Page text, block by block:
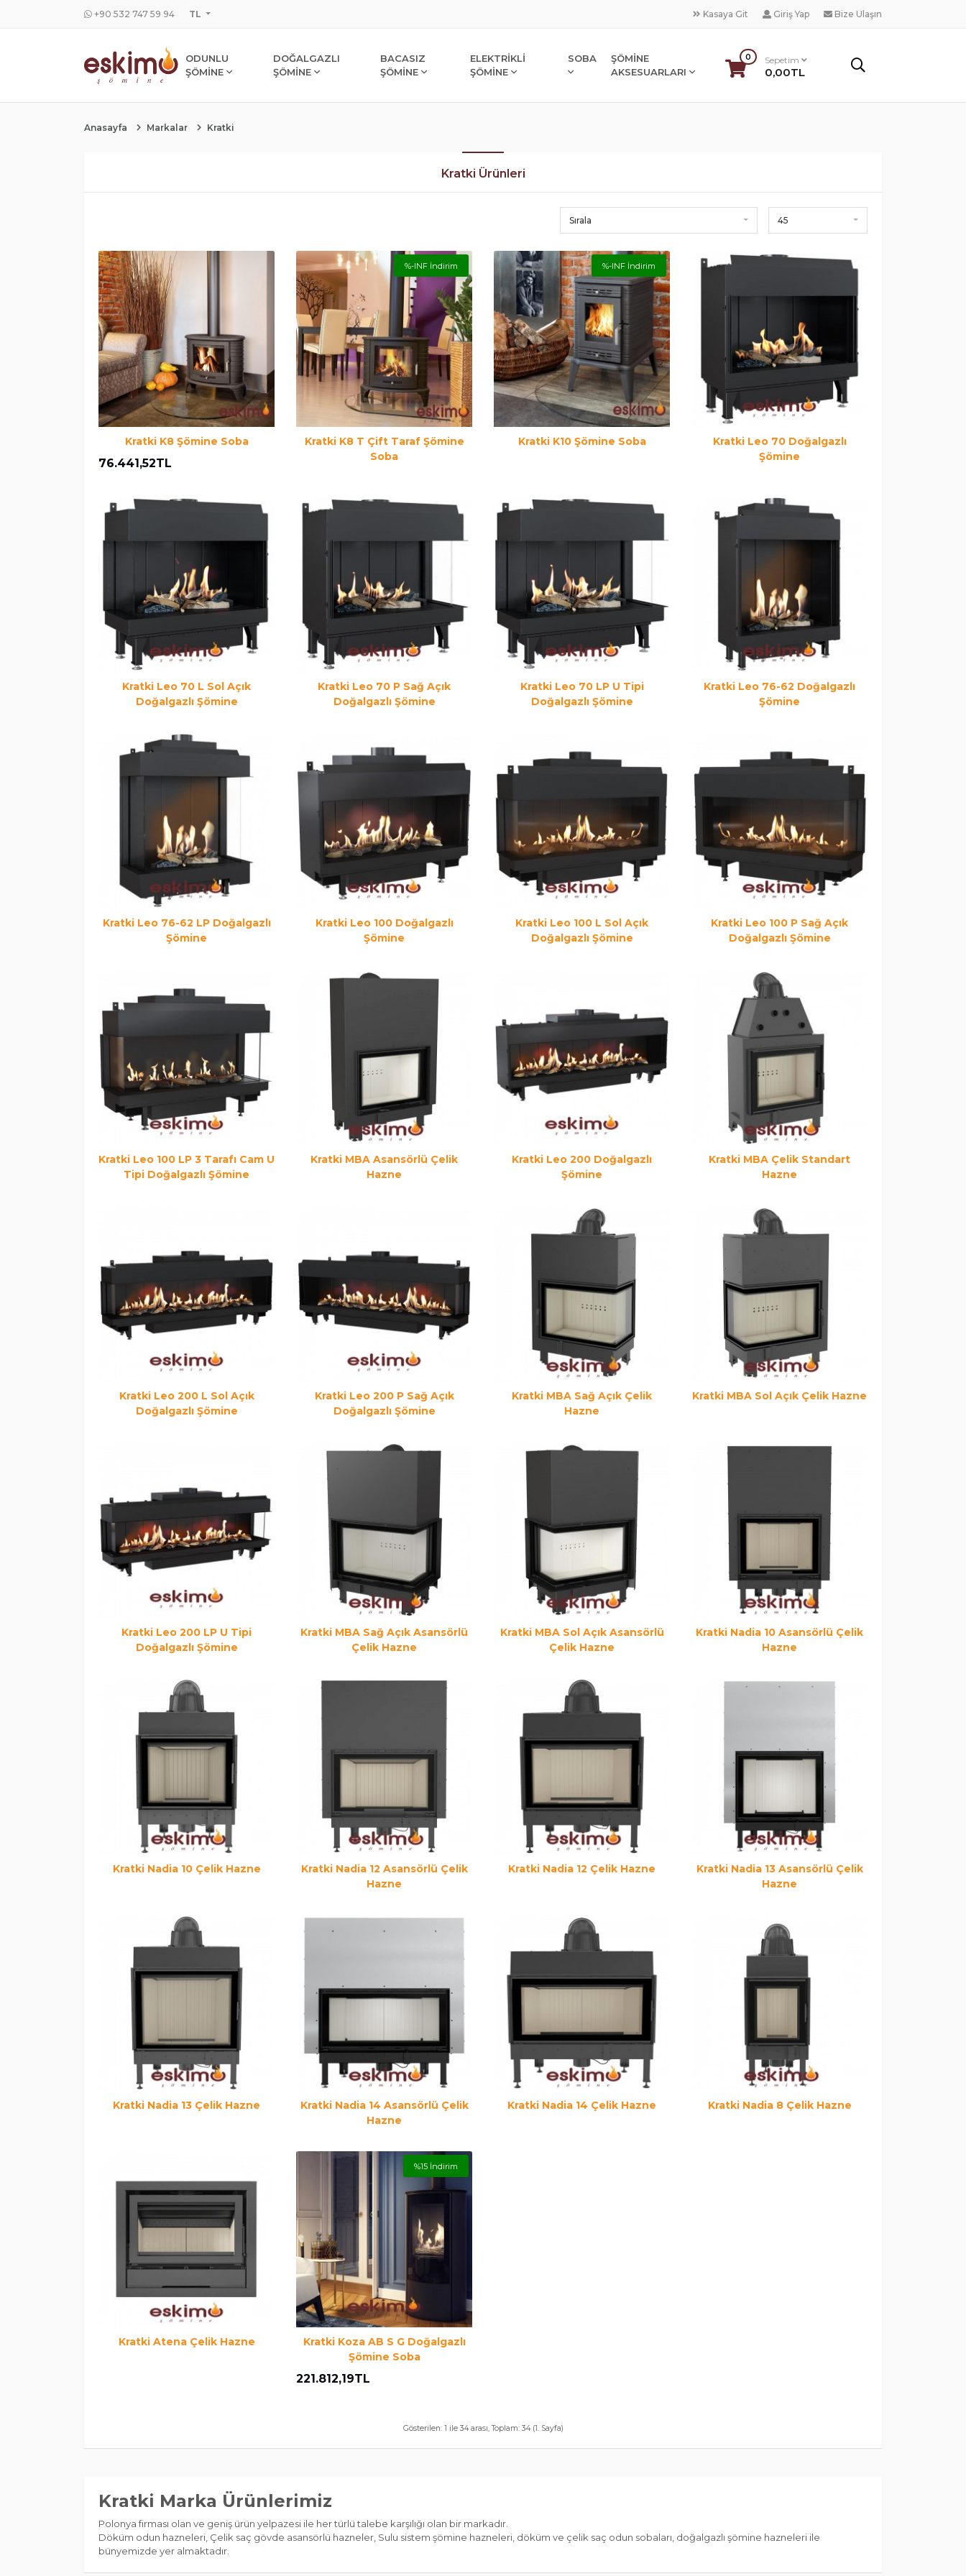
+90 532 747 59 94 TL Kasaya Git Giriş Yap Bize Ulaşın
ODUNLU
ŞÖMİNE
DOĞALGAZLI
ŞÖMİNE
BACASIZ
ŞÖMİNE
ELEKTRİKLİ
ŞÖMİNE
SOBA
ŞÖMİNE
AKSESUARLARI
0 Sepetim
0,00TL
Anasayfa Markalar Kratki
Kratki Ürünleri
Sırala 45
Kratki K8 Şömine Soba
76.441,52TL
%-INF İndirim
Kratki K8 T Çift Taraf Şömine
Soba
%-INF İndirim
Kratki K10 Şömine Soba
Kratki Leo 70 Doğalgazlı
Şömine
Kratki Leo 70 L Sol Açık
Doğalgazlı Şömine
Kratki Leo 70 P Sağ Açık
Doğalgazlı Şömine
Kratki Leo 70 LP U Tipi
Doğalgazlı Şömine
Kratki Leo 76-62 Doğalgazlı
Şömine
Kratki Leo 76-62 LP Doğalgazlı
Şömine
Kratki Leo 100 Doğalgazlı
Şömine
Kratki Leo 100 L Sol Açık
Doğalgazlı Şömine
Kratki Leo 100 P Sağ Açık
Doğalgazlı Şömine
Kratki Leo 100 LP 3 Tarafı Cam U
Tipi Doğalgazlı Şömine
Kratki MBA Asansörlü Çelik
Hazne
Kratki Leo 200 Doğalgazlı
Şömine
Kratki MBA Çelik Standart
Hazne
Kratki Leo 200 L Sol Açık
Doğalgazlı Şömine
Kratki Leo 200 P Sağ Açık
Doğalgazlı Şömine
Kratki MBA Sağ Açık Çelik
Hazne
Kratki MBA Sol Açık Çelik Hazne
Kratki Leo 200 LP U Tipi
Doğalgazlı Şömine
Kratki MBA Sağ Açık Asansörlü
Çelik Hazne
Kratki MBA Sol Açık Asansörlü
Çelik Hazne
Kratki Nadia 10 Asansörlü Çelik
Hazne
Kratki Nadia 10 Çelik Hazne
Kratki Nadia 12 Asansörlü Çelik
Hazne
Kratki Nadia 12 Çelik Hazne
Kratki Nadia 13 Asansörlü Çelik
Hazne
Kratki Nadia 13 Çelik Hazne
Kratki Nadia 14 Asansörlü Çelik
Hazne
Kratki Nadia 14 Çelik Hazne Kratki Nadia 8 Çelik Hazne
Kratki Atena Çelik Hazne
%15 İndirim
Kratki Koza AB S G Doğalgazlı
Şömine Soba
221.812,19TL
Gösterilen: 1 ile 34 arası, Toplam: 34 (1. Sayfa)
Kratki Marka Ürünlerimiz
Polonya firması olan ve geniş ürün yelpazesi ile her türlü talebe karşılığı olan bir markadır.
Döküm odun hazneleri, Çelik saç gövde asansörlü hazneler, Sulu sistem şömine hazneleri, döküm ve çelik saç odun sobaları, doğalgazlı şömine hazneleri ile
bünyemizde yer almaktadır.